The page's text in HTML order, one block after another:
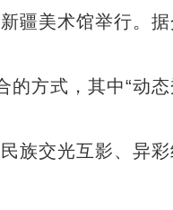
疆美术馆举行。
的方式，其中“动
族交光互影、异